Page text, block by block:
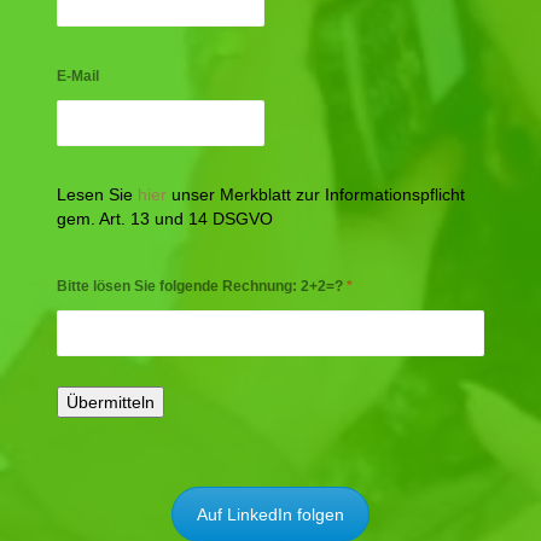
E-Mail
Lesen Sie hier unser Merkblatt zur Informationspflicht
gem. Art. 13 und 14 DSGVO
Bitte lösen Sie folgende Rechnung: 2+2=? *
Auf LinkedIn folgen